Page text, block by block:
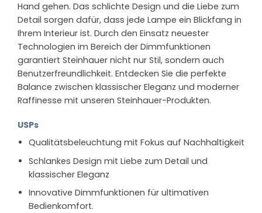
Hand gehen. Das schlichte Design und die Liebe zum
Detail sorgen dafür, dass jede Lampe ein Blickfang in
Ihrem Interieur ist. Durch den Einsatz neuester
Technologien im Bereich der Dimmfunktionen
garantiert Steinhauer nicht nur Stil, sondern auch
Benutzerfreundlichkeit. Entdecken Sie die perfekte
Balance zwischen klassischer Eleganz und moderner
Raffinesse mit unseren Steinhauer-Produkten.
USPs
Qualitätsbeleuchtung mit Fokus auf Nachhaltigkeit
Schlankes Design mit Liebe zum Detail und
klassischer Eleganz
Innovative Dimmfunktionen für ultimativen
Bedienkomfort.